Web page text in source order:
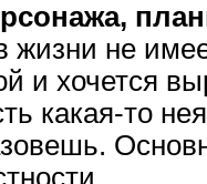
не
и хочется
какая-то